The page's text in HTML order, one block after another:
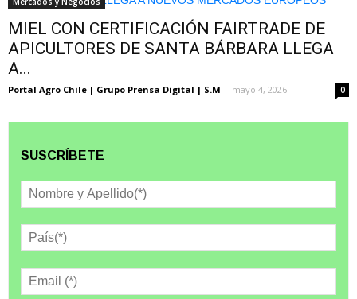
MIEL CON CERTIFICACIÓN FAIRTRADE DE
APICULTORES DE SANTA BÁRBARA LLEGA
A...
Portal Agro Chile | Grupo Prensa Digital | S.M - mayo 4, 2026 0
SUSCRÍBETE